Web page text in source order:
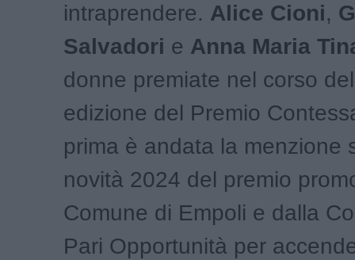
intraprendere. Alice Cioni,
Salvadori e Anna Maria
donne premiate nel corso
edizione del Premio
prima è andata la menzione
novità 2024 del premio
Comune di Empoli e dalla
Pari Opportunità per